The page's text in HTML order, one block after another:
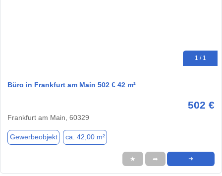
1 / 1
Büro in Frankfurt am Main 502 € 42 m²
502 €
Frankfurt am Main, 60329
Gewerbeobjekt ca. 42,00 m²
★ ➦ ➜